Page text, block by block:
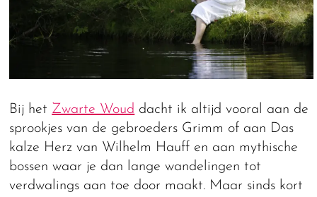
Bij het Zwarte Woud dacht ik altijd vooral aan de
sprookjes van de gebroeders Grimm of aan Das
kalze Herz van Wilhelm Hauff en aan mythische
bossen waar je dan lange wandelingen tot
verdwalings aan toe door maakt. Maar sinds kort